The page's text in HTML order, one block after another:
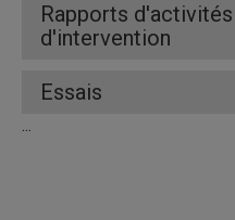
Rapports
d'intervention
Essais
...